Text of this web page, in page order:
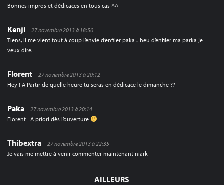
Bonnes impros et dédicaces en tous cas ^^
Kenji
27 novembre 2013 à 18:50
Tiens, il me vient tout à coup l’envie d’enfiler paka .. heu d’enfiler ma parka je
veux dire.
Florent
27 novembre 2013 à 20:12
Hey ! A Partir de quelle heure tu seras en dédicace le dimanche ??
Paka
27 novembre 2013 à 20:14
Florent | A priori dès l’ouverture
Thibextra
27 novembre 2013 à 22:35
Je vais me mettre à venir commenter maintenant niark
AILLEURS